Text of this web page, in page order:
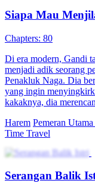
Fajar Laksana,
permainan. Dari sistem
kelemahan musuh saat
memulai serangan
Harem Imajinasi
siapa
Kembali
Memangnya kenapa